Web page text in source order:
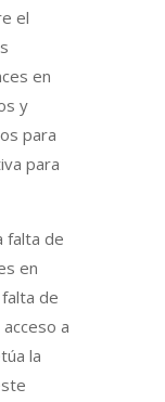
el
en
y
para
para
falta de
en
de
a
la